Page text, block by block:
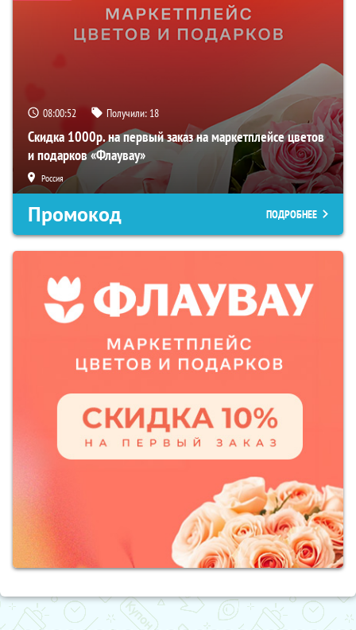
08:00:52 Получили: 18
Скидка 1000р. на первый заказ на маркетплейсе цветов
и подарков «Флаувау»
Россия
Промокод ПОДРОБНЕЕ